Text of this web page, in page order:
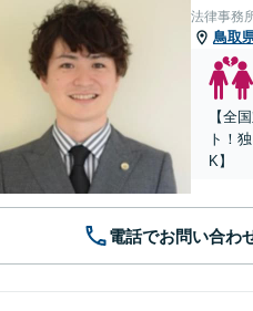
法律事務
鳥取
【全
ト！
K】
電話でお問い合わ